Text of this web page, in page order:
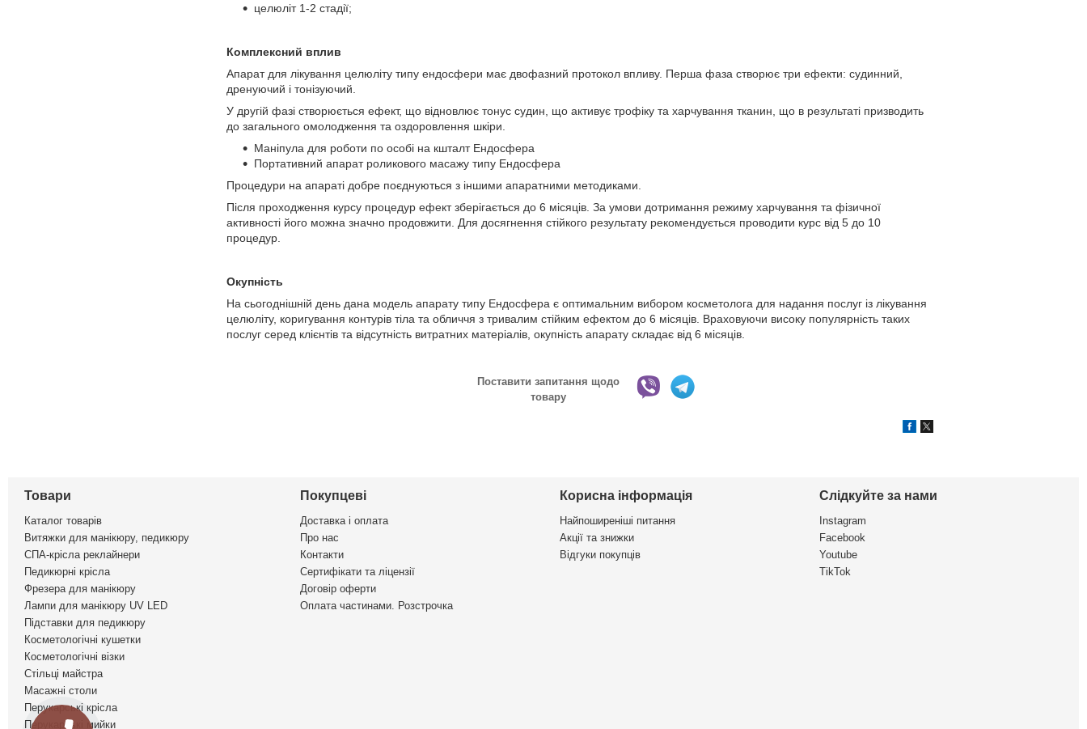
целюліт 1-2 стадії;
Комплексний вплив
Апарат для лікування целюліту типу ендосфери має двофазний протокол впливу. Перша фаза створює три ефекти: судинний,
дренуючий і тонізуючий.
У другій фазі створюється ефект, що відновлює тонус судин, що активує трофіку та харчування тканин, що в результаті призводить
до загального омолодження та оздоровлення шкіри.
Маніпула для роботи по особі на кшталт Ендосфера
Портативний апарат роликового масажу типу Ендосфера
Процедури на апараті добре поєднуються з іншими апаратними методиками.
Після проходження курсу процедур ефект зберігається до 6 місяців. За умови дотримання режиму харчування та фізичної
активності його можна значно продовжити. Для досягнення стійкого результату рекомендується проводити курс від 5 до 10
процедур.
Окупність
На сьогоднішній день дана модель апарату типу Ендосфера є оптимальним вибором косметолога для надання послуг із лікування
целюліту, коригування контурів тіла та обличчя з тривалим стійким ефектом до 6 місяців. Враховуючи високу популярність таких
послуг серед клієнтів та відсутність витратних матеріалів, окупність апарату складає від 6 місяців.
Поставити запитання щодо
товару
Товари
Каталог товарів
Витяжки для манікюру, педикюру
СПА-крісла реклайнери
Педикюрні крісла
Фрезера для манікюру
Лампи для манікюру UV LED
Підставки для педикюру
Косметологічні кушетки
Косметологічні візки
Стільці майстра
Масажні столи
Перукарські крісла
Перукарські мийки
Покупцеві
Доставка і оплата
Про нас
Контакти
Сертифікати та ліцензії
Договір оферти
Оплата частинами. Розстрочка
Корисна інформація
Найпоширеніші питання
Акції та знижки
Відгуки покупців
Слідкуйте за нами
Instagram
Facebook
Youtube
TikTok